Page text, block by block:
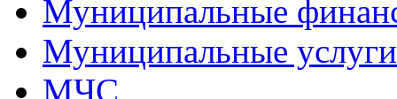
Муниципальные
Муниципальные услуги
МЧС